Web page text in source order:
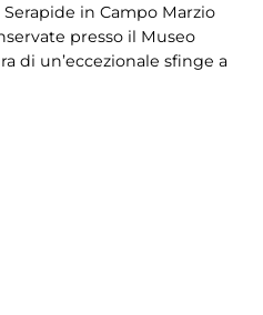
in Campo Marzio
presso il Museo
di un’eccezionale sfinge a